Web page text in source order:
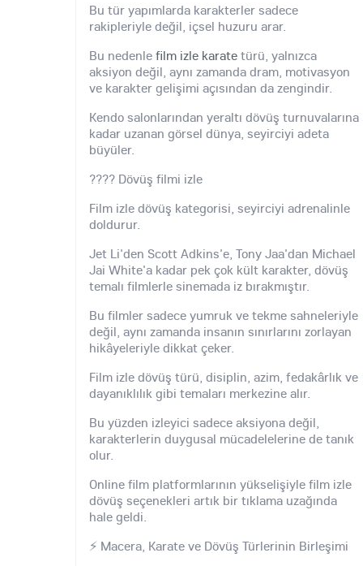
Bu tür yapımlarda karakterler sadece
rakipleriyle değil, içsel huzuru arar.
Bu nedenle film izle karate türü, yalnızca
aksiyon değil, aynı zamanda dram, motivasyon
ve karakter gelişimi açısından da zengindir.
Kendo salonlarından yeraltı dövüş turnuvalarına
kadar uzanan görsel dünya, seyirciyi adeta
büyüler.
???? Dövüş filmi izle
Film izle dövüş kategorisi, seyirciyi adrenalinle
doldurur.
Jet Li'den Scott Adkins'e, Tony Jaa'dan Michael
Jai White'a kadar pek çok kült karakter, dövüş
temalı filmlerle sinemada iz bırakmıştır.
Bu filmler sadece yumruk ve tekme sahneleriyle
değil, aynı zamanda insanın sınırlarını zorlayan
hikâyeleriyle dikkat çeker.
Film izle dövüş türü, disiplin, azim, fedakârlık ve
dayanıklılık gibi temaları merkezine alır.
Bu yüzden izleyici sadece aksiyona değil,
karakterlerin duygusal mücadelelerine de tanık
olur.
Online film platformlarının yükselişiyle film izle
dövüş seçenekleri artık bir tıklama uzağında
hale geldi.
⚡ Macera, Karate ve Dövüş Türlerinin Birleşimi